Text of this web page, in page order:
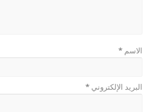
الاسم*
البريد الإلكتروني*